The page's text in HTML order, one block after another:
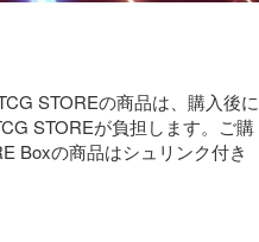
STOREの商品は、購入後に
STOREが負担します。ご購
Boxの商品はシュリンク付き